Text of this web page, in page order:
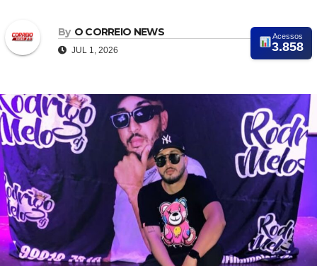
By O CORREIO NEWS
JUL 1, 2026
Acessos
3.858